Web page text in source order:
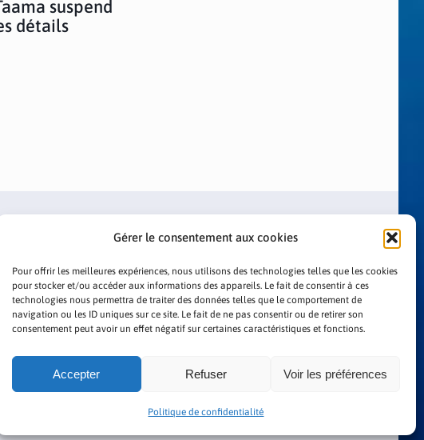
Gérer le consentement aux cookies
Pour offrir les meilleures expériences, nous utilisons des technologies telles que les cookies
pour stocker et/ou accéder aux informations des appareils. Le fait de consentir à ces
technologies nous permettra de traiter des données telles que le comportement de
navigation ou les ID uniques sur ce site. Le fait de ne pas consentir ou de retirer son
consentement peut avoir un effet négatif sur certaines caractéristiques et fonctions.
Accepter Refuser Voir les préférences
Politique de confidentialité
suspend
détails
POLITIQUE DE CONFIDENTIALITÉ